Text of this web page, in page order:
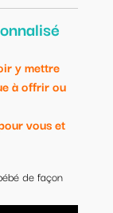
y mettre
à offrir ou
vous et
de façon